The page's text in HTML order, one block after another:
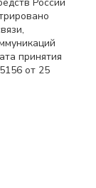
принятия
от 25